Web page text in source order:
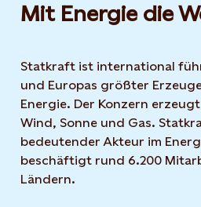
Mit Energie die
Statkraft ist international
und Europas größter
Energie. Der Konzern
Wind, Sonne und Gas.
bedeutender Akteur im
beschäftigt rund 6.200
Ländern.